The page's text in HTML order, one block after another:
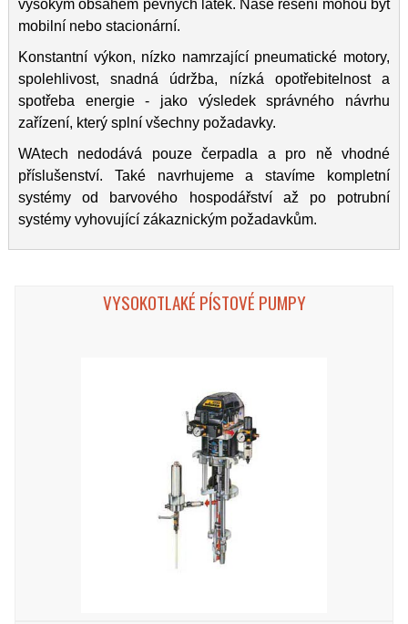
vysokým obsahem pevných látek. Naše řešení mohou být
mobilní nebo stacionární.
Konstantní výkon, nízko namrzající pneumatické motory,
spolehlivost, snadná údržba, nízká opotřebitelnost a
spotřeba energie - jako výsledek správného návrhu
zařízení, který splní všechny požadavky.
WAtech nedodává pouze čerpadla a pro ně vhodné
příslušenství. Také navrhujeme a stavíme kompletní
systémy od barvového hospodářství až po potrubní
systémy vyhovující zákaznickým požadavkům.
VYSOKOTLAKÉ PÍSTOVÉ PUMPY